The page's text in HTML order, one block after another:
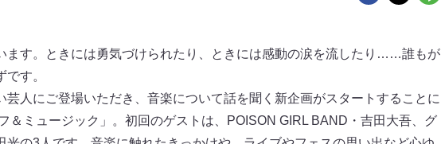
ます。ときには勇気づけられたり、ときには感動の涙を流したり……誰もが
す。
芸人にご登場いただき、音楽について話を聞く新企画がスタートすることに
＆ミュージック」。初回のゲストは、POISON GIRL BAND・吉田大吾、グ